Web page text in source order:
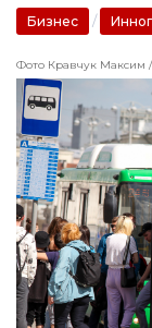
Бизнес /
Фото Кравчук Максим /